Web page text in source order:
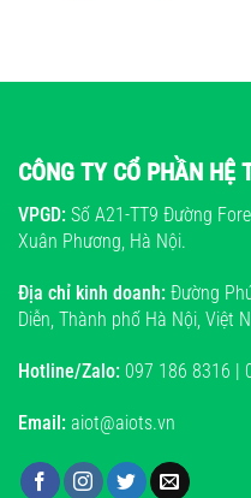
CÔNG TY CỔ PHẦN HỆ
VPGD: Số A21-TT9 Đường
Xuân Phương, Hà Nội.
Địa chỉ kinh doanh: Đường
Diễn, Thành phố Hà Nội, Việt
Hotline/Zalo: 097 186 8316 |
Email: aiot@aiots.vn